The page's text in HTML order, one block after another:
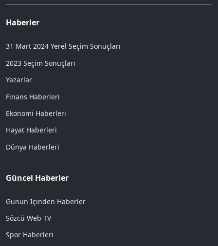
Haberler
31 Mart 2024 Yerel Seçim Sonuçları
2023 Seçim Sonuçları
Yazarlar
Finans Haberleri
Ekonomi Haberleri
Hayat Haberleri
Dünya Haberleri
Güncel Haberler
Günün İçinden Haberler
Sözcü Web TV
Spor Haberleri